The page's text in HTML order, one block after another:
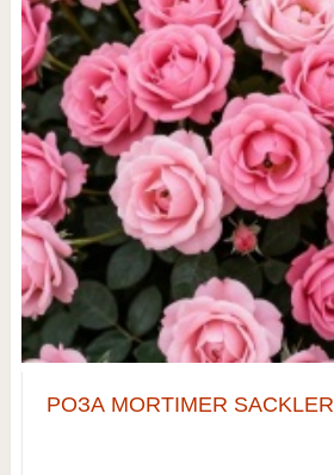
РОЗА MORTIMER SACKLER